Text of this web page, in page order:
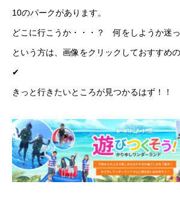
10のパークがあります。
どこに行こうか・・・？ 何をしようか迷っ
という方は、画像をクリックしておすすめ
✔︎
きっと行きたいところが見つかるはず！！